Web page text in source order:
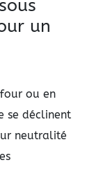
un
ou en
se déclinent
neutralité